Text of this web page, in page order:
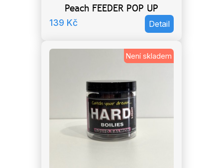
Peach FEEDER POP UP
139 Kč Detail
Není skladem